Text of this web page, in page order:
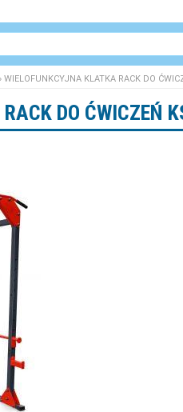
› WIELOFUNKCYJNA KLATKA RACK DO
DO ĆWICZEŃ